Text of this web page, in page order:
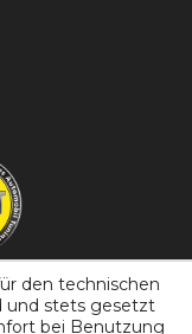
den technischen
und stets gesetzt
bei Benutzung